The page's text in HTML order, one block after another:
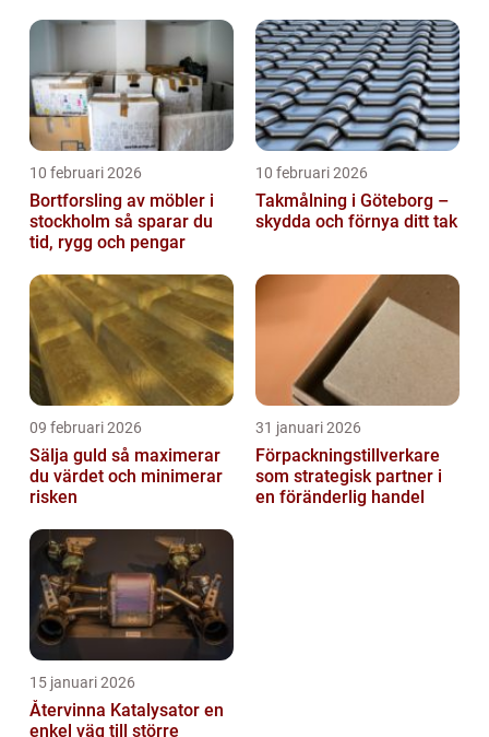
10 februari 2026
Bortforsling av möbler i
stockholm så sparar du
tid, rygg och pengar
10 februari 2026
Takmålning i Göteborg –
skydda och förnya ditt tak
09 februari 2026
Sälja guld så maximerar
du värdet och minimerar
risken
31 januari 2026
Förpackningstillverkare
som strategisk partner i
en föränderlig handel
15 januari 2026
Återvinna Katalysator en
enkel väg till större